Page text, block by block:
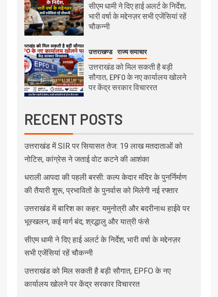
सीएम धामी ने दिए हाई अलर्ट के निर्देश,
भारी वर्षा के मद्देनज़र सभी एजेंसियां रहें
चौकन्नी
उत्तराखण्ड राज्य समाचार
उत्तराखंड को मिल सकती है बड़ी
सौगात, EPFO के नए कार्यालय खोलने
पर केंद्र सरकार विचाररत
RECENT POSTS
उत्तराखंड में SIR पर सियासत तेज: 19 लाख मतदाताओं को
नोटिस, कांग्रेस ने जताई वोट कटने की आशंका
धराली आपदा की पहली बरसी: कल्प केदार मंदिर के पुनर्निर्माण
की तैयारी शुरू, प्रभावितों के पुनर्वास को मिलेगी नई रफ्तार
उत्तराखंड में बारिश का कहर: यमुनोत्री और बदरीनाथ हाईवे पर
भूस्खलन, कई मार्ग बंद; श्रद्धालु और यात्री फंसे
सीएम धामी ने दिए हाई अलर्ट के निर्देश, भारी वर्षा के मद्देनज़र
सभी एजेंसियां रहें चौकन्नी
उत्तराखंड को मिल सकती है बड़ी सौगात, EPFO के नए
कार्यालय खोलने पर केंद्र सरकार विचाररत